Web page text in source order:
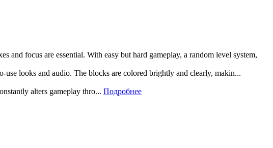
and focus are essential. With easy but hard gameplay, a random level system,
looks and audio. The blocks are colored brightly and clearly, makin...
alters gameplay thro... Подробнее